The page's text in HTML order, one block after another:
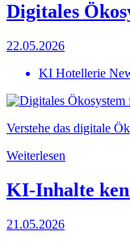
Digitales
22.05.2026
KI Hotellerie
Verstehe das digitale
Weiterlesen
KI-Inhalte
21.05.2026